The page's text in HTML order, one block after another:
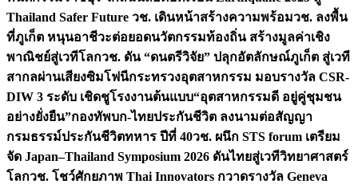
Thailand Safer Future วช. เดินหน้าสร้างความพร้อมวช. ลงพื้น
ที่ภูเก็ต หนุนอาชีวะต่อยอดนวัตกรรมท้องถิ่น สร้างมูลค่าเชิง
พาณิชย์สู่เวทีโลกวช. ดัน “ดนตรีวิจัย” ปลุกอัตลักษณ์ภูเก็ต สู่เวที
สากลผ่านเสียงซิมโฟนีกระทรวงอุตสาหกรรม มอบรางวัล CSR-
DIW 3 ระดับ เชิดชูโรงงานต้นแบบ“อุตสาหกรรมดี อยู่คู่ชุมชน
อย่างยั่งยืน”กองทัพบก-ไทยประกันชีวิต ลงนามต่อสัญญา
กรมธรรม์ประกันชีวิตทหาร ปีที่ 40วช. ผนึก STS forum เตรียม
จัด Japan–Thailand Symposium 2026 ดันไทยสู่เวทีวิทยาศาสตร์
โลกวช. โชว์ศักยภาพ Thai Innovators กวาดรางวัล Geneva